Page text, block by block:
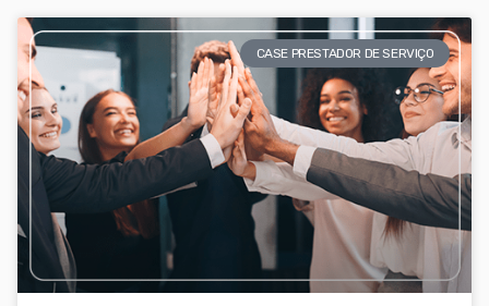
CASE PRESTADOR DE SERVIÇO